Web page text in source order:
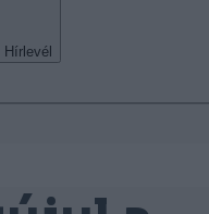
Hírlevél